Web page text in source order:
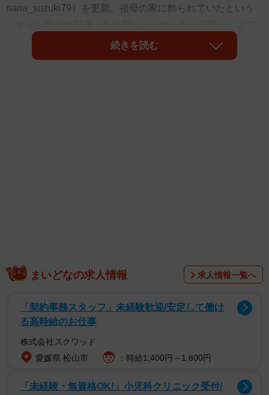
nana_suzuki79）を更新。祖母の家に飾られていたという
ァンらの注目を集めています。
続きを読む
まいどなの求人情報 求人情報一覧へ
「契約事務スタッフ」未経験歓迎/安定して働け
る高時給のお仕事
株式会社スクワッド
愛媛県 松山市
：時給1,400円～1,800円
「未経験・無資格OK!」小児科クリニック受付/